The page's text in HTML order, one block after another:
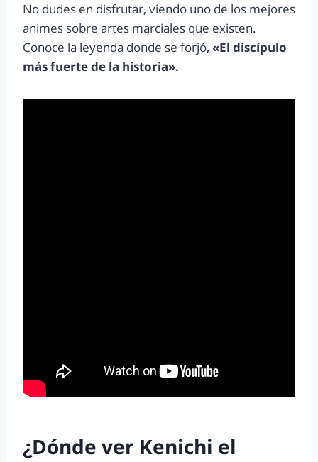
No dudes en disfrutar, viendo uno de los mejores
animes sobre artes marciales que existen.
Conoce la leyenda donde se forjó, «El discípulo
más fuerte de la historia».
¿Dónde ver Kenichi el